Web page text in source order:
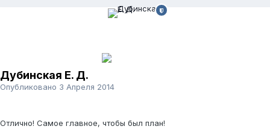
Дубинская Е. Д.
Опубликовано 3 Апреля 2014
Отлично! Самое главное, чтобы был план!